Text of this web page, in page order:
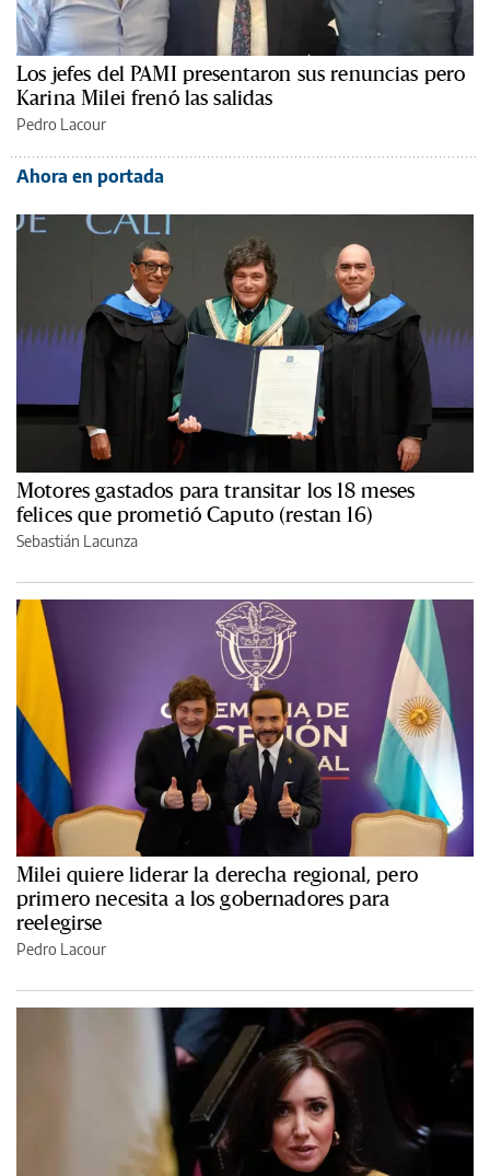
Los jefes del PAMI presentaron sus renuncias pero
Karina Milei frenó las salidas
Pedro Lacour
Ahora en portada
Motores gastados para transitar los 18 meses
felices que prometió Caputo (restan 16)
Sebastián Lacunza
Milei quiere liderar la derecha regional, pero
primero necesita a los gobernadores para
reelegirse
Pedro Lacour